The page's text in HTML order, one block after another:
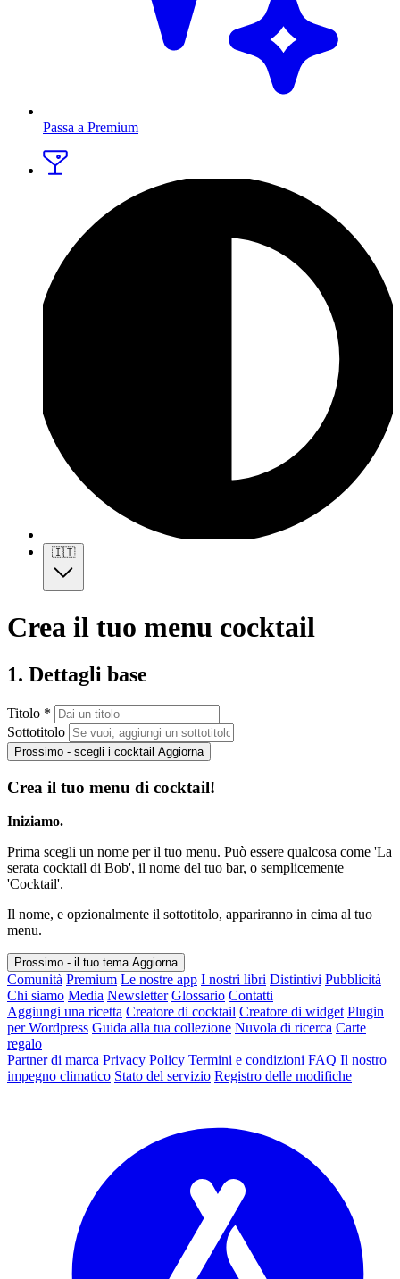
Passa a Premium
🇮🇹
Crea il tuo menu cocktail
1. Dettagli base
Titolo *
Sottotitolo
Prossimo - scegli i cocktail Aggiorna
Crea il tuo menu di cocktail!
Iniziamo.
Prima scegli un nome per il tuo menu. Può essere qualcosa come 'La
serata cocktail di Bob', il nome del tuo bar, o semplicemente
'Cocktail'.
Il nome, e opzionalmente il sottotitolo, appariranno in cima al tuo
menu.
Prossimo - il tuo tema Aggiorna
Comunità Premium Le nostre app I nostri libri Distintivi Pubblicità
Chi siamo Media Newsletter Glossario Contatti
Aggiungi una ricetta Creatore di cocktail Creatore di widget Plugin
per Wordpress Guida alla tua collezione Nuvola di ricerca Carte
regalo
Partner di marca Privacy Policy Termini e condizioni FAQ Il nostro
impegno climatico Stato del servizio Registro delle modifiche